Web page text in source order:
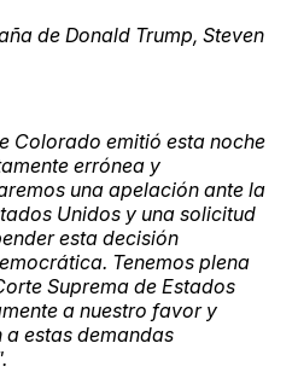
de Donald Trump, Steven
Colorado emitió esta noche
errónea y
una apelación ante la
Unidos y una solicitud
esta decisión
Tenemos plena
Suprema de Estados
a nuestro favor y
estas demandas